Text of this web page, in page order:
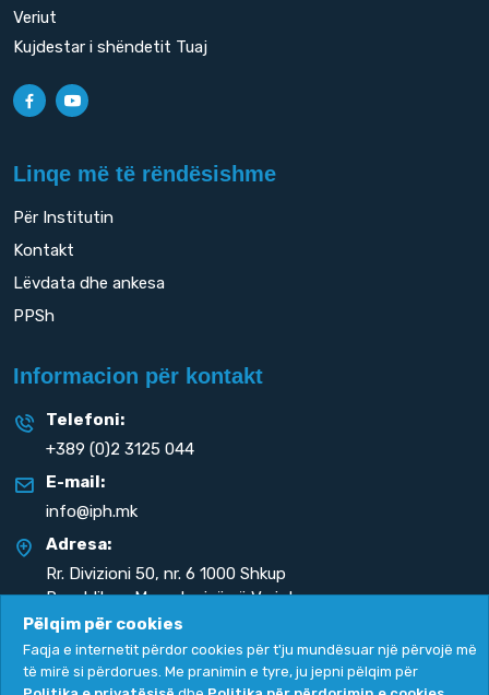
Veriut
Kujdestar i shëndetit Tuaj
Linqe më të rëndësishme
Për Institutin
Kontakt
Lëvdata dhe ankesa
PPSh
Informacion për kontakt
Telefoni:
+389 (0)2 3125 044
E-mail:
info@iph.mk
Adresa:
Rr. Divizioni 50, nr. 6 1000 Shkup
Republika e Maqedonisë së Veriut
Pëlqim për cookies
Faqja e internetit përdor cookies për t'ju mundësuar një përvojë më
të mirë si përdorues. Me pranimin e tyre, ju jepni pëlqim për